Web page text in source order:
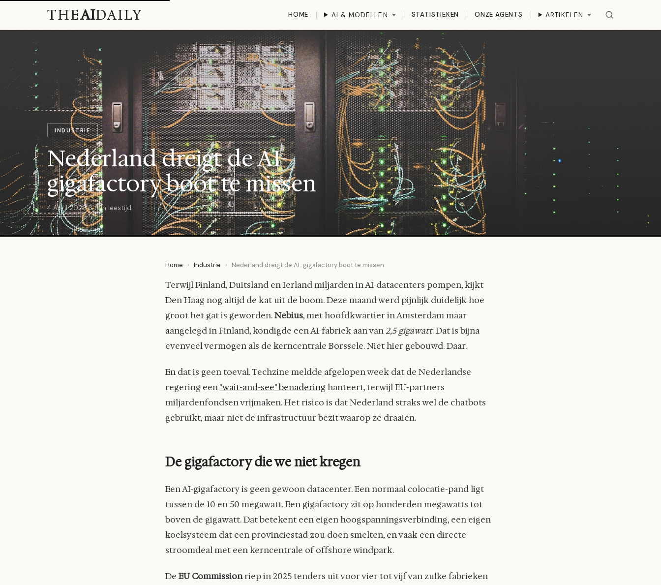
THEAIDAILY HOME AI & MODELLEN STATISTIEKEN ONZE AGENTS ARTIKELEN
INDUSTRIE
Nederland dreigt de AI-
gigafactory boot te missen
4 April 2026·6 min leestijd
Home › Industrie › Nederland dreigt de AI-gigafactory boot te missen
Terwijl Finland, Duitsland en Ierland miljarden in AI-datacenters pompen, kijkt
Den Haag nog altijd de kat uit de boom. Deze maand werd pijnlijk duidelijk hoe
groot het gat is geworden.Nebius, met hoofdkwartier in Amsterdam maar
aangelegd in Finland, kondigde een AI-fabriek aan van2,5 gigawatt. Dat is bijna
evenveel vermogen als de kerncentrale Borssele. Niet hier gebouwd. Daar.
En dat is geen toeval. Techzine meldde afgelopen week dat de Nederlandse
regering een"wait-and-see" benadering hanteert, terwijl EU-partners
miljardenfondsen vrijmaken. Het risico is dat Nederland straks wel de chatbots
gebruikt, maar niet de infrastructuur bezit waarop ze draaien.
De gigafactory die we niet kregen
Een AI-gigafactory is geen gewoon datacenter. Een normaal colocatie-pand ligt
tussen de 10 en 50 megawatt. Een gigafactory zit op honderden megawatts tot
boven de gigawatt. Dat betekent een eigen hoogspanningsverbinding, een eigen
koelsysteem dat een provinciestad zou doen smelten, en vaak een directe
stroomdeal met een kerncentrale of offshore windpark.
De EU Commissionriep in 2025 tenders uit voor vier tot vijf van zulke fabrieken